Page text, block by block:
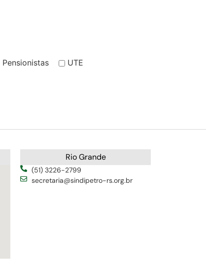
Pensionistas
UTE
Rio Grande
(51) 3226-2799
secretaria@sindipetro-rs.org.br